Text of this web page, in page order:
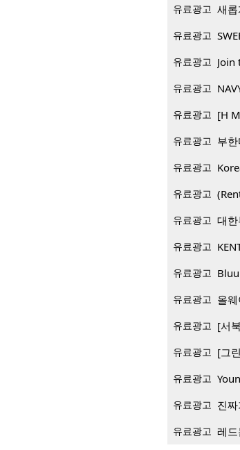
유료광고 새
유료광고
유료광고 Join
유료광고
유료광고 [H
유료광고 부
유료광고
유료광고
유료광고 대
유료광고
유료광고
유료광고 올
유료광고 [서
유료광고 [그
유료광고
유료광고 진
유료광고 레